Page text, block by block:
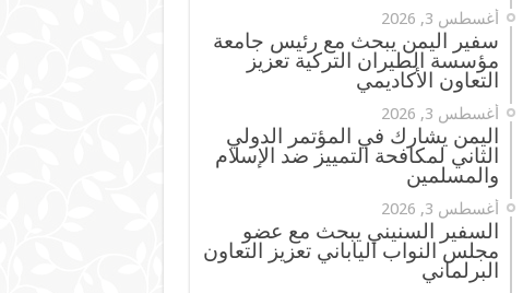
أغسطس 3, 2026
سفير اليمن يبحث مع رئيس جامعة
مؤسسة الطيران التركية تعزيز
التعاون الأكاديمي
أغسطس 3, 2026
اليمن يشارك في المؤتمر الدولي
الثاني لمكافحة التمييز ضد الإسلام
والمسلمين
أغسطس 3, 2026
السفير السنيني يبحث مع عضو
مجلس النواب الياباني تعزيز التعاون
البرلماني